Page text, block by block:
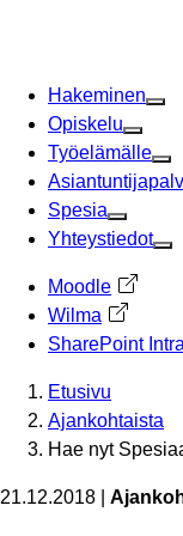
Hakeminen
Opiskelu
Työelämälle
Spesia
Yhteystiedot
Moodle
Wilma Avautuu
SharePoint Intra
Etusivu
Ajankohtaista
Hae nyt
21.12.2018